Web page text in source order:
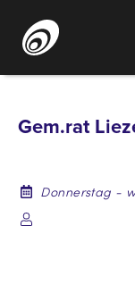
Inhalt
Gem.rat
Donnerstag -